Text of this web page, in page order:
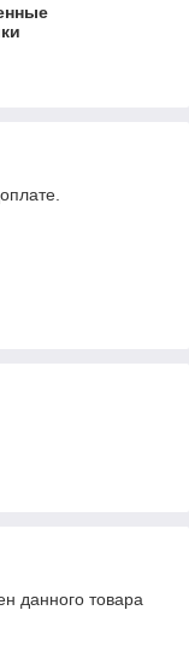
данного товара